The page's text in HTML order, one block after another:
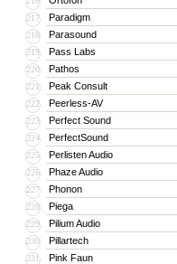
217 Paradigm
218 Parasound
219 Pass Labs
220 Pathos
221 Peak Consult
222 Peerless-AV
223 Perfect Sound
224 PerfectSound
225 Perlisten Audio
226 Phaze Audio
227 Phonon
228 Piega
229 Pilium Audio
230 Pillartech
231 Pink Faun